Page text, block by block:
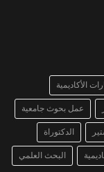
الأكاديمية
عمل بحوث جامعية
الدكتوراة
البحث العلمي